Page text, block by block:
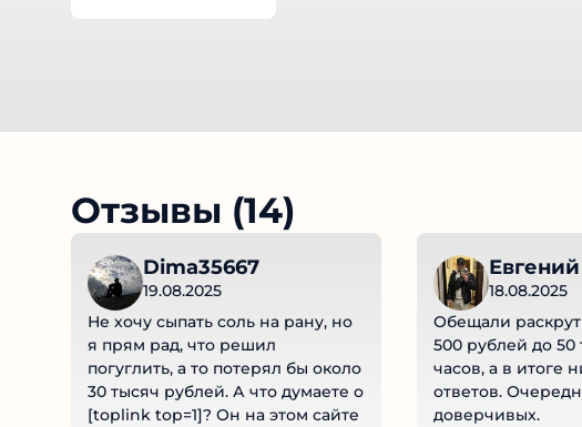
Отзывы (14)
Dima35667
19.08.2025
Не хочу сыпать соль на рану, но
я прям рад, что решил
погуглить, а то потерял бы около
30 тысяч рублей. А что думаете о
[toplink top=1]? Он на этом сайте
Евгений
18.08.2025
Обещали
500 рублей до 50
часов, а в итоге
ответов.
доверчивых.